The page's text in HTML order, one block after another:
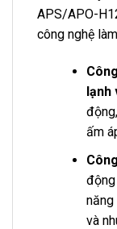
APS/APO-
công nghệ
lạnh
ấm
và